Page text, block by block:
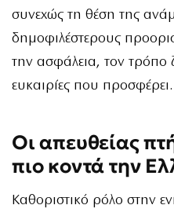
συνεχώς τη θέση της
δημοφιλέστερους
την ασφάλεια, τον τρόπο
ευκαιρίες που προσφέρει.
Οι απευθείας
πιο κοντά την
Καθοριστικό ρόλο στην